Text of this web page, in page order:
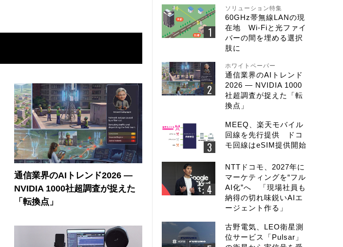
通信業界のAIトレンド2026 ―
NVIDIA 1000社超調査が捉えた
「転換点」
ソリューション特集
60GHz帯無線LANの現
在地 Wi-Fiと光ファイ
バーの間を埋める選択
肢に
ホワイトペーパー
通信業界のAIトレンド
2026 ― NVIDIA 1000
社超調査が捉えた「転
換点」
MEEQ、楽天モバイル
回線を先行提供 ドコ
モ回線はeSIM提供開始
NTTドコモ、2027年に
マーケティングを“フル
AI化”へ 「現場社員も
納得の切れ味鋭いAIエ
ージェント作る」
古野電気、LEO衛星測
位サービス「Pulsar」